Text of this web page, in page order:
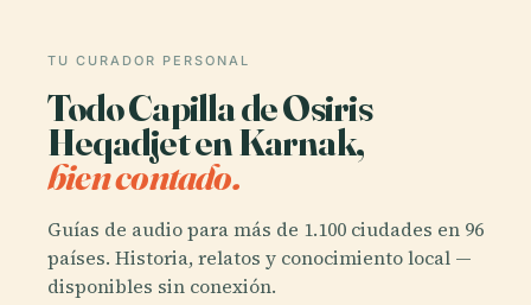
TU CURADOR PERSONAL
Todo Capilla de Osiris
Heqadjet en Karnak,
bien contado.
Guías de audio para más de 1.100 ciudades en 96
países. Historia, relatos y conocimiento local —
disponibles sin conexión.